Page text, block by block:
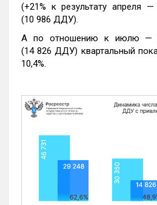
(+21% к результату апреля
(10 986 ДДУ).
А по отношению к июлю —
(14 826 ДДУ) квартальный
10,4%.